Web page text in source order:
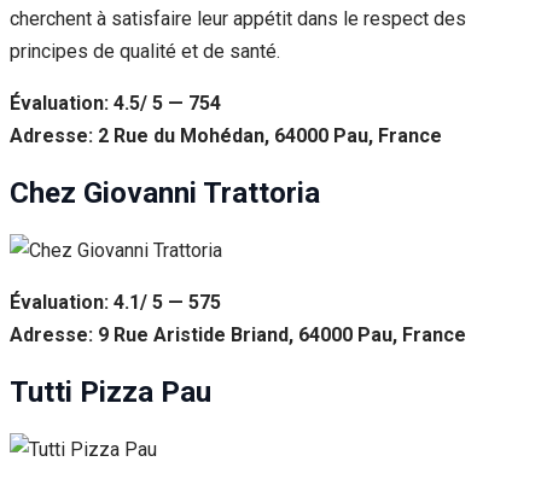
cherchent à satisfaire leur appétit dans le respect des
principes de qualité et de santé.
Évaluation: 4.5/ 5 — 754
Adresse: 2 Rue du Mohédan, 64000 Pau, France
Chez Giovanni Trattoria
Évaluation: 4.1/ 5 — 575
Adresse: 9 Rue Aristide Briand, 64000 Pau, France
Tutti Pizza Pau